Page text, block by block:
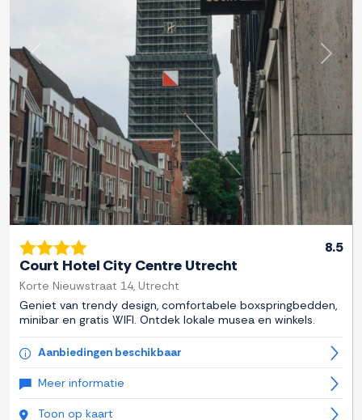
Previous Next
8.5
Court Hotel City Centre Utrecht
Korte Nieuwstraat 14, Utrecht
Geniet van trendy design, comfortabele boxspringbedden,
minibar en gratis WIFI. Ontdek lokale musea en winkels.
Aanbiedingen beschikbaar
Meer informatie
Toon op kaart